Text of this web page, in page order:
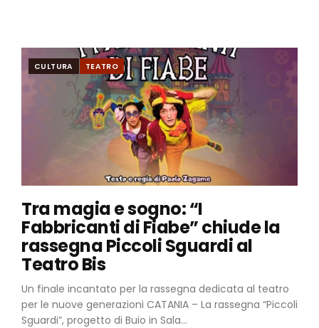
CULTURA TEATRO
Tra magia e sogno: “I
Fabbricanti di Fiabe” chiude la
rassegna Piccoli Sguardi al
Teatro Bis
Un finale incantato per la rassegna dedicata al teatro
per le nuove generazioni CATANIA – La rassegna “Piccoli
Sguardi”, progetto di Buio in Sala...